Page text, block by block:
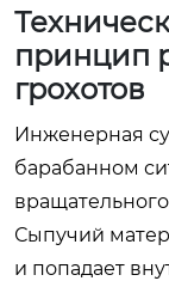
принцип
грохотов
Инженерная
барабанном
Сыпучий
и попадает